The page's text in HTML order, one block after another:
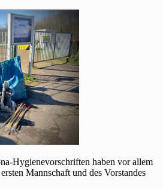
Hygienevorschriften haben vor allem
Mannschaft und des Vorstandes